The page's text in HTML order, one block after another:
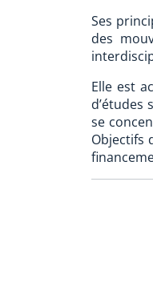
Ses
des
Elle est
d’études
se
Objectifs